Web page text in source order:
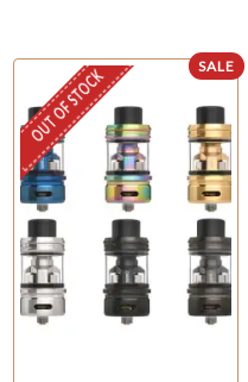
SALE
OUT OF STOCK